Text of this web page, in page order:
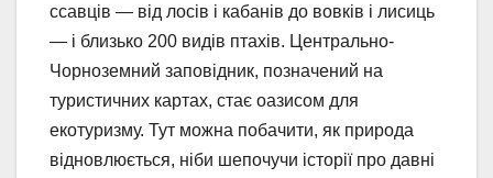
ссавців — від лосів і кабанів до вовків і лисиць
— і близько 200 видів птахів. Центрально-
Чорноземний заповідник, позначений на
туристичних картах, стає оазисом для
екотуризму. Тут можна побачити, як природа
відновлюється, ніби шепочучи історії про давні